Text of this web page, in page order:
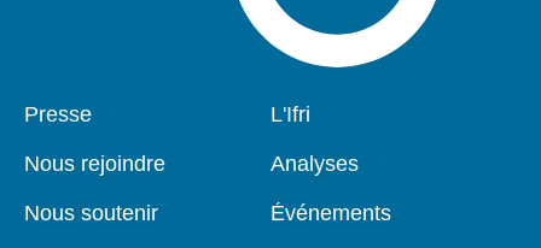
Pied
Presse
Nous rejoindre
Nous soutenir
Navigation
L'Ifri
Analyses
Événements